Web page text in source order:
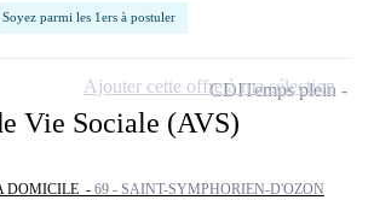
Soyez parmi les 1ers à postuler
Vie Sociale (AVS)
DOMICILE - 69 - SAINT-SYMPHORIEN-D'OZON
CDITemps plein
Ajouter cette offre à ma sélection